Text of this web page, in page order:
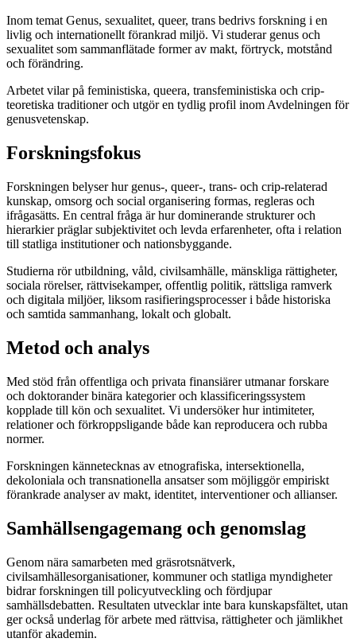
Inom temat Genus, sexualitet, queer, trans bedrivs forskning i en
livlig och internationellt förankrad miljö. Vi studerar genus och
sexualitet som sammanflätade former av makt, förtryck, motstånd
och förändring.
Arbetet vilar på feministiska, queera, transfeministiska och crip-
teoretiska traditioner och utgör en tydlig profil inom Avdelningen för
genusvetenskap.
Forskningsfokus
Forskningen belyser hur genus-, queer-, trans- och crip-relaterad
kunskap, omsorg och social organisering formas, regleras och
ifrågasätts. En central fråga är hur dominerande strukturer och
hierarkier präglar subjektivitet och levda erfarenheter, ofta i relation
till statliga institutioner och nationsbyggande.
Studierna rör utbildning, våld, civilsamhälle, mänskliga rättigheter,
sociala rörelser, rättvisekamper, offentlig politik, rättsliga ramverk
och digitala miljöer, liksom rasifieringsprocesser i både historiska
och samtida sammanhang, lokalt och globalt.
Metod och analys
Med stöd från offentliga och privata finansiärer utmanar forskare
och doktorander binära kategorier och klassificeringssystem
kopplade till kön och sexualitet. Vi undersöker hur intimiteter,
relationer och förkroppsligande både kan reproducera och rubba
normer.
Forskningen kännetecknas av etnografiska, intersektionella,
dekoloniala och transnationella ansatser som möjliggör empiriskt
förankrade analyser av makt, identitet, interventioner och allianser.
Samhällsengagemang och genomslag
Genom nära samarbeten med gräsrotsnätverk,
civilsamhällesorganisationer, kommuner och statliga myndigheter
bidrar forskningen till policyutveckling och fördjupar
samhällsdebatten. Resultaten utvecklar inte bara kunskapsfältet, utan
ger också underlag för arbete med rättvisa, rättigheter och jämlikhet
utanför akademin.